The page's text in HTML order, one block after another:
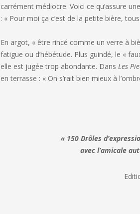
carrément médiocre. Voici ce qu’assure
: « Pour moi ça c’est de la petite bière,
En argot, « être rincé comme un verre à
fatigue ou d’hébétude. Plus guindé, le «
elle est jugée trop abondante. Dans Les
en terrasse : « On s’rait bien mieux à
« 150 Drôles
avec l’amicale